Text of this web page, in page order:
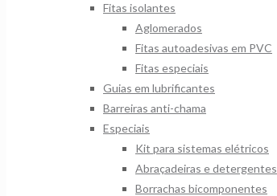
Fitas isolantes
Aglomerados
Fitas autoadesivas em PVC
Fitas especiais
Guias em lubrificantes
Barreiras anti-chama
Especiais
Kit para sistemas elétricos
Abraçadeiras e detergentes
Borrachas bicomponentes